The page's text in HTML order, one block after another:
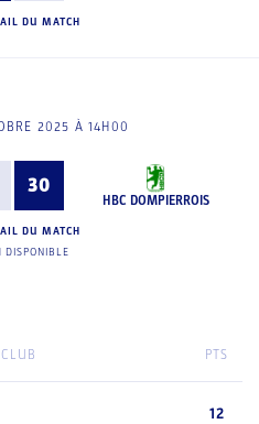
DU MATCH
2025 À 14H00
30
HBC DOMPIERROIS
DU MATCH
DISPONIBLE
CLUB PTS
12